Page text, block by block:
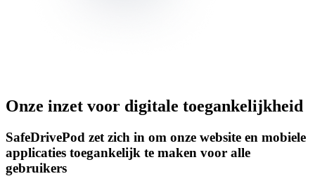
Onze inzet voor digitale toegankelijkheid
SafeDrivePod zet zich in om onze website en mobiele
applicaties toegankelijk te maken voor alle
gebruikers